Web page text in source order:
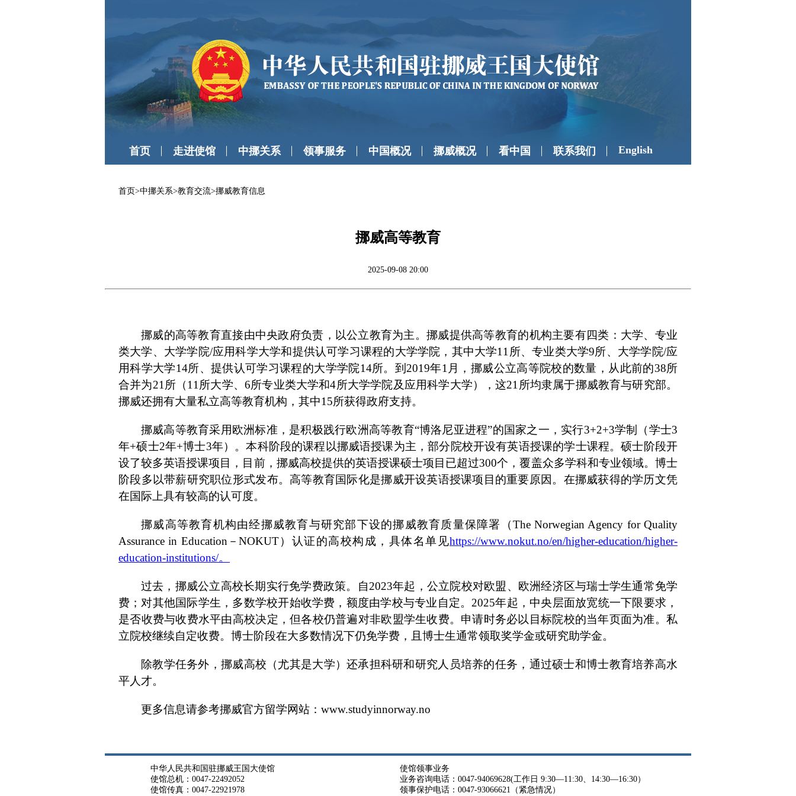
首页 走进使馆 中挪关系 领事服务 中国概况 挪威概况 看中国 联系我们 English
首页>中挪关系>教育交流>挪威教育信息
挪威高等教育
2025-09-08 20:00
挪威的高等教育直接由中央政府负责，以公立教育为主。挪威提供高等教育的机构主要有四类：大学、专业
类大学、大学学院/应用科学大学和提供认可学习课程的大学学院，其中大学11所、专业类大学9所、大学学院/应
用科学大学14所、提供认可学习课程的大学学院14所。到2019年1月，挪威公立高等院校的数量，从此前的38所
合并为21所（11所大学、6所专业类大学和4所大学学院及应用科学大学），这21所均隶属于挪威教育与研究部。
挪威还拥有大量私立高等教育机构，其中15所获得政府支持。
挪威高等教育采用欧洲标准，是积极践行欧洲高等教育“博洛尼亚进程”的国家之一，实行3+2+3学制（学士3
年+硕士2年+博士3年）。本科阶段的课程以挪威语授课为主，部分院校开设有英语授课的学士课程。硕士阶段开
设了较多英语授课项目，目前，挪威高校提供的英语授课硕士项目已超过300个，覆盖众多学科和专业领域。博士
阶段多以带薪研究职位形式发布。高等教育国际化是挪威开设英语授课项目的重要原因。在挪威获得的学历文凭
在国际上具有较高的认可度。
挪威高等教育机构由经挪威教育与研究部下设的挪威教育质量保障署（The Norwegian Agency for Quality
Assurance in Education－NOKUT）认证的高校构成，具体名单见https://www.nokut.no/en/higher-education/higher-
education-institutions/。
过去，挪威公立高校长期实行免学费政策。自2023年起，公立院校对欧盟、欧洲经济区与瑞士学生通常免学
费；对其他国际学生，多数学校开始收学费，额度由学校与专业自定。2025年起，中央层面放宽统一下限要求，
是否收费与收费水平由高校决定，但各校仍普遍对非欧盟学生收费。申请时务必以目标院校的当年页面为准。私
立院校继续自定收费。博士阶段在大多数情况下仍免学费，且博士生通常领取奖学金或研究助学金。
除教学任务外，挪威高校（尤其是大学）还承担科研和研究人员培养的任务，通过硕士和博士教育培养高水
平人才。
更多信息请参考挪威官方留学网站：www.studyinnorway.no
中华人民共和国驻挪威王国大使馆
使馆总机：0047-22492052
使馆传真：0047-22921978
使馆领事业务
业务咨询电话：0047-94069628(工作日 9:30—11:30、14:30—16:30）
领事保护电话：0047-93066621（紧急情况）